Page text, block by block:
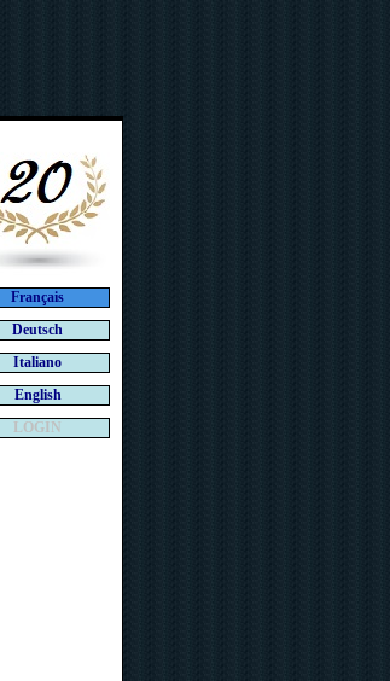
Français
Deutsch
Italiano
English
LOGIN